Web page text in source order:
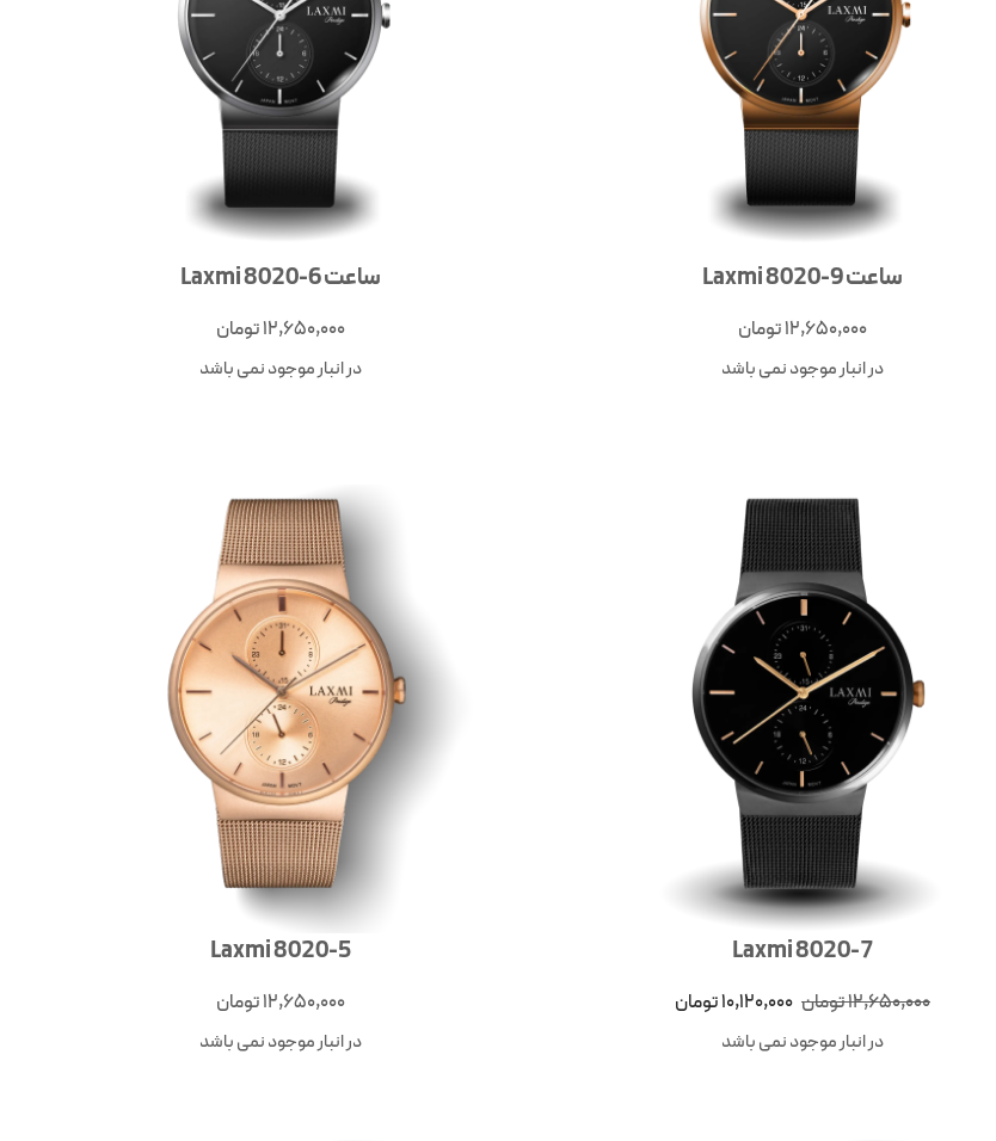
ساعت Laxmi 8020-9
12,650,000تومان
در انبار موجود نمی باشد
ساعت Laxmi 8020-6
12,650,000تومان
در انبار موجود نمی باشد
Laxmi 8020-7
12,650,000تومان 10,120,000تومان
در انبار موجود نمی باشد
Laxmi 8020-5
12,650,000تومان
در انبار موجود نمی باشد